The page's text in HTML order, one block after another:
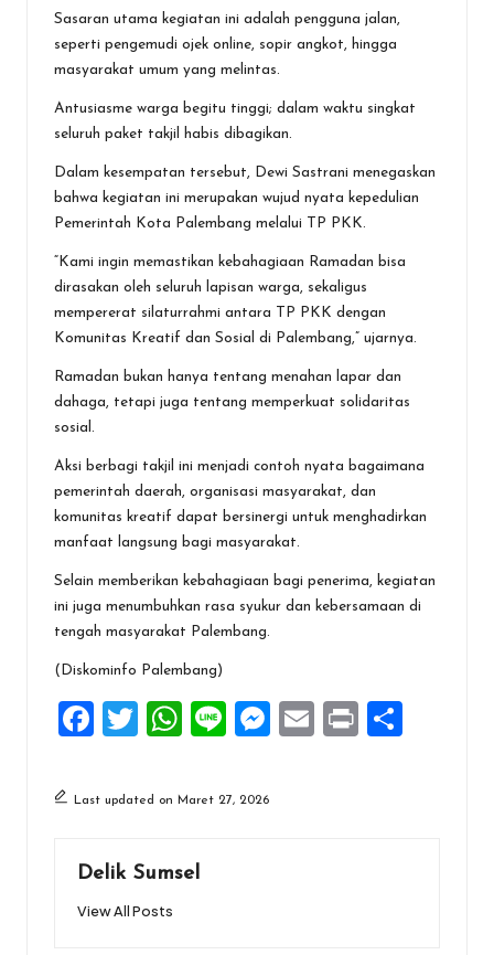
‎Sasaran utama kegiatan ini adalah pengguna jalan,
seperti pengemudi ojek online, sopir angkot, hingga
masyarakat umum yang melintas.
Antusiasme warga begitu tinggi; dalam waktu singkat
seluruh paket takjil habis dibagikan.
‎Dalam kesempatan tersebut, Dewi Sastrani menegaskan
bahwa kegiatan ini merupakan wujud nyata kepedulian
Pemerintah Kota Palembang melalui TP PKK.
‎“Kami ingin memastikan kebahagiaan Ramadan bisa
dirasakan oleh seluruh lapisan warga, sekaligus
mempererat silaturrahmi antara TP PKK dengan
Komunitas Kreatif dan Sosial di Palembang,” ujarnya.
‎Ramadan bukan hanya tentang menahan lapar dan
dahaga, tetapi juga tentang memperkuat solidaritas
sosial.
Aksi berbagi takjil ini menjadi contoh nyata bagaimana
pemerintah daerah, organisasi masyarakat, dan
komunitas kreatif dapat bersinergi untuk menghadirkan
manfaat langsung bagi masyarakat.
‎Selain memberikan kebahagiaan bagi penerima, kegiatan
ini juga menumbuhkan rasa syukur dan kebersamaan di
tengah masyarakat Palembang.
‎(Diskominfo Palembang)
F
ce
o
T
tt
W
at
A
Li
e
M
E
Pr
Last updated on Maret 27, 2026
Delik Sumsel
View All Posts